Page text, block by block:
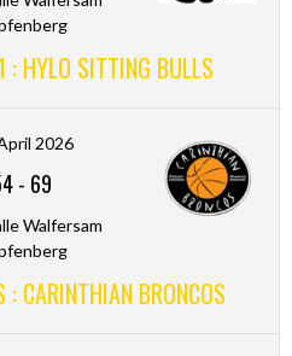
: HYLO SITTING BULLS
2026
- 69
Walfersam
: CARINTHIAN BRONCOS